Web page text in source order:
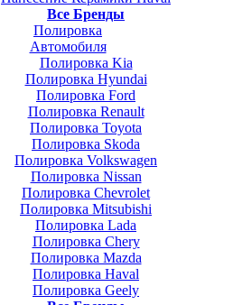
Все Бренды
Полировка
Автомобиля
Полировка Kia
Полировка Hyundai
Полировка Ford
Полировка Renault
Полировка Toyota
Полировка Skoda
Полировка Volkswagen
Полировка Nissan
Полировка Chevrolet
Полировка Mitsubishi
Полировка Lada
Полировка Chery
Полировка Mazda
Полировка Haval
Полировка Geely